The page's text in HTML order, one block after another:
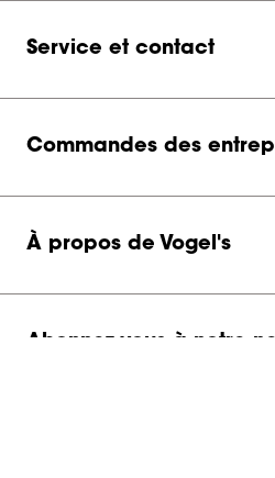
Service et contact
Commandes des
À propos de Vogel's
Abonnez-vous à notre